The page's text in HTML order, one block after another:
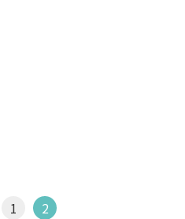
1 2